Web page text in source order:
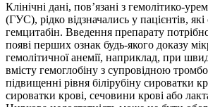
Клінічні дані, пов’язані з гемолітико-
(ГУС), рідко відзначались у пацієнтів,
гемцитабін. Введення препарату
появі перших ознак будь-якого доказу
гемолітичної анемії, наприклад, при
вмісту гемоглобіну з супровідною
підвищенні рівня білірубіну сироватки
сироватки крові, сечовини крові або